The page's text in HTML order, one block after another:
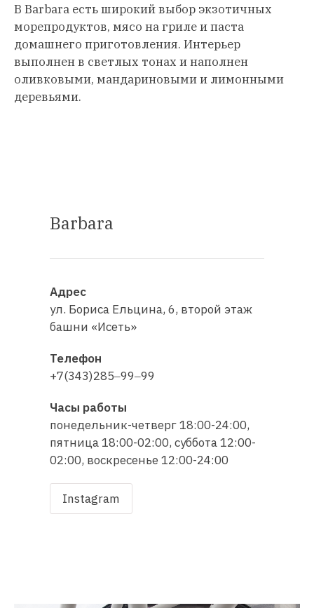
В Barbara есть широкий выбор экзотичных
морепродуктов, мясо на гриле и паста
домашнего приготовления. Интерьер
выполнен в светлых тонах и наполнен
оливковыми, мандариновыми и лимонными
деревьями.
Barbara
Адрес
ул. Бориса Ельцина, 6, второй этаж
башни «Исеть»
Телефон
+7(343)285‒99‒99
Часы работы
понедельник-четверг 18:00-24:00,
пятница 18:00-02:00, суббота 12:00-
02:00, воскресенье 12:00-24:00
Instagram